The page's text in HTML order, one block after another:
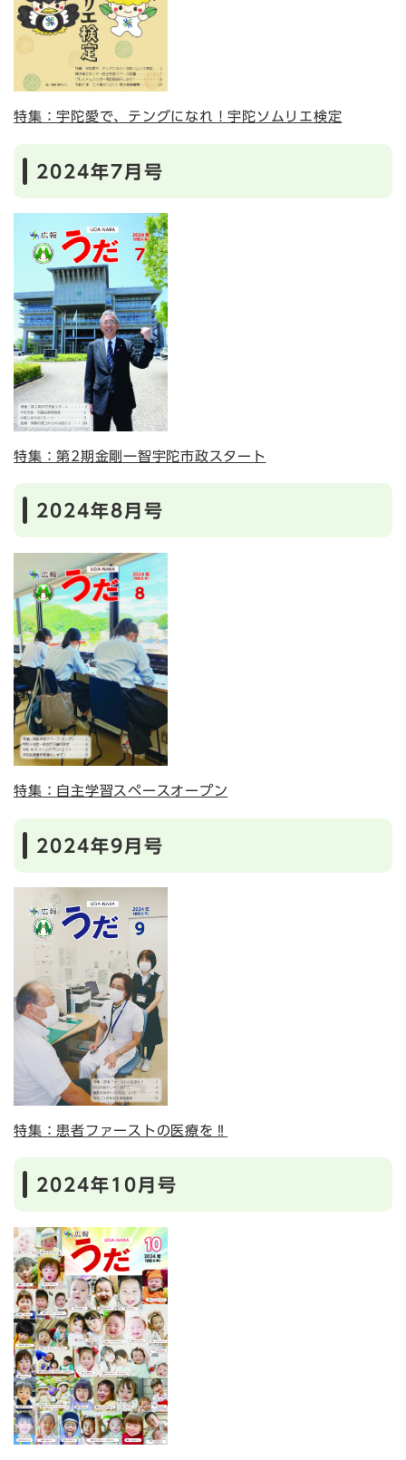
特集：宇陀愛で、テングになれ！宇陀ソムリエ検定
2024年7月号
特集：第2期金剛一智宇陀市政スタート
2024年8月号
特集：自主学習スペースオープン
2024年9月号
特集：患者ファーストの医療を‼
2024年10月号